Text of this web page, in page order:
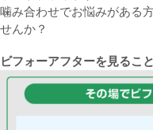
噛み合わせでお悩みがある
せんか？
ビフォーアフターを見るこ